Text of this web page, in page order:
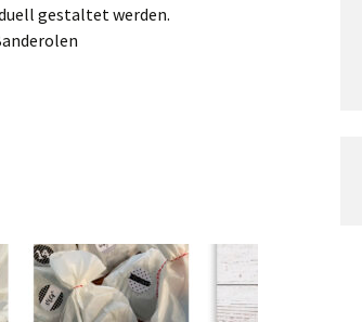
gestaltet werden.